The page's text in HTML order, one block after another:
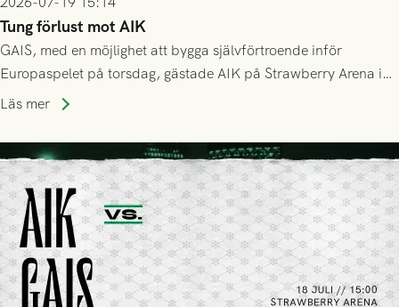
Tung förlust mot AIK
GAIS, med en möjlighet att bygga självförtroende inför
Europaspelet på torsdag, gästade AIK på Strawberry Arena i
Stockholm . Men trots konstant hotande i första halvlek av
lyckades få in 2-0.
Läs mer